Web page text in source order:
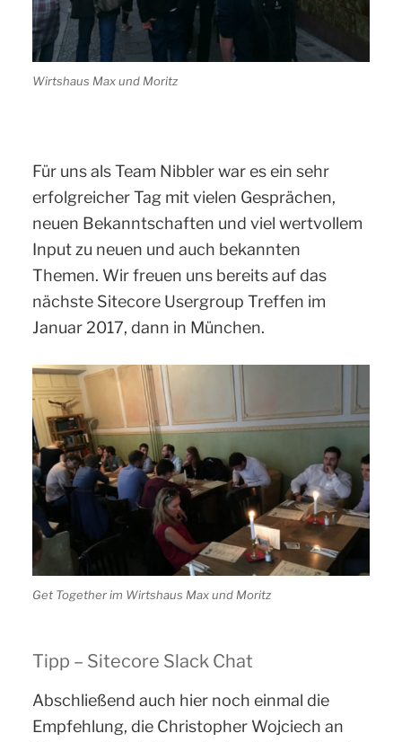
Wirtshaus Max und Moritz
Für uns als Team Nibbler war es ein sehr
erfolgreicher Tag mit vielen Gesprächen,
neuen Bekanntschaften und viel wertvollem
Input zu neuen und auch bekannten
Themen. Wir freuen uns bereits auf das
nächste Sitecore Usergroup Treffen im
Januar 2017, dann in München.
Get Together im Wirtshaus Max und Moritz
Tipp – Sitecore Slack Chat
Abschließend auch hier noch einmal die
Empfehlung, die Christopher Wojciech an